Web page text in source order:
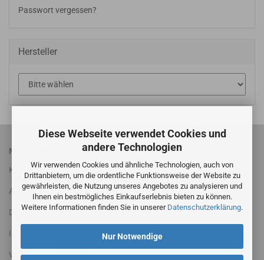
Diese Webseite verwendet Cookies und
andere Technologien
Wir verwenden Cookies und ähnliche Technologien, auch von
Drittanbietern, um die ordentliche Funktionsweise der Website zu
gewährleisten, die Nutzung unseres Angebotes zu analysieren und
Ihnen ein bestmögliches Einkaufserlebnis bieten zu können.
Weitere Informationen finden Sie in unserer Datenschutzerklärung.
Nur Notwendige
Passwort vergessen?
Hersteller
MEHR ÜBER...
Kontakt
AGB
Datenschutzerklärung
Impressum
Versandinformationen